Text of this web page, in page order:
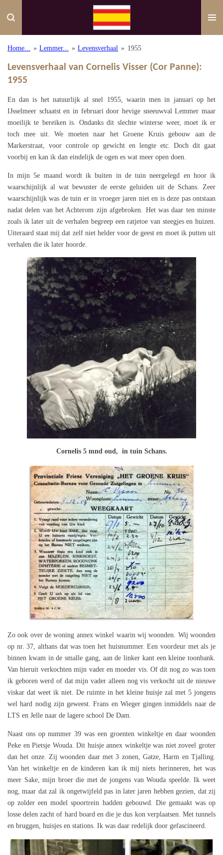
direct
de
Home... » Lemmer... » Levensverhaal » 1955
Levensverhaal van Cornelis Visser (Cor Panne):
1955
En dan is het natuurlijk al snel 1955, waarin men in januari op het
IJsselmeer schaatst en in februari door hevige sneeuwval Lemmer maar
moeilijk te bereiken is. Ondanks dit slechte winterse weer, moet ik er
toch mee uit. We moeten naar het Groene Kruis gebouw aan de
Markerstraat, voor controle op gewicht en lengte etc. Doch dit gaat
voorbij en kan ik dan eindelijk de ogen es wat meer open doen.
In mijn 5e maand wordt ik buiten in de tuin neergelegd en hoor ik
waarschijnlijk al wat bewuster de eerste geluiden uit de Schans. Zeer
waarschijnlijk was de tuin er in vroeger jaren niet en is deze pas ontstaan
nadat delen van het Achterom zijn afgebroken. Het was daar ten minste
zoals ik later uit de verhalen begreep een ratjetoe van steegjes en huizen.
Uiteraard staat mij dat zelf niet helder voor de geest en moet ik putten uit
verhalen die ik later hoorde.
Cornelis 5 mnd oud, in tuin Schans.
Zo ook over de woning annex winkel waarin wij woonden. Wij woonden
op nr. 37, althans dat was toen het huisnummer. Een voordeur met als je
binnen kwam in de smalle gang, aan de linker kant een kleine toonbank.
Van hieruit verkochten mijn vader en moeder vis. Of dit nog zo was toen
ik geboren werd of dat mijn vader alleen nog vis verkocht uit de nieuwe
viskar dat weet ik niet. De ruimte in het kleine huisje zal met 5 jongens
wel hard nodig zijn geweest. Frans en Wieger gingen inmiddels naar de
LTS en Jelle naar de lagere school De Dam.
Naast ons op nummer 39 was een groenten winkeltje en daar woonden
Peke en Pietsje Wouda. Dit huisje annex winkeltje was niet zoveel groter
dan het onze. Zij woonden daar met 3 zonen, Gatze, Harm en Tjalling.
Van het winkeltje en de kinderen kan ik mij niets herinneren, het was
meer Sake, mijn broer die met de jongens van Wouda speelde. Ik weet
nog, maar dat zal ik ongetwijfeld pas in later jaren hebben gezien, dat zij
op zolder een model spoortrein hadden gebouwd. Die gemaakt was op
losse delen zacht of hard board en die je dus kon verplaatsen. Met tunnels
en bruggen, huisjes en stations. Ik was daar redelijk door gefascineerd.